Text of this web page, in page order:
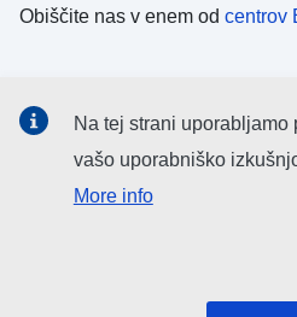
Obiščite nas v enem od centrov
Iskanje podružbenih medijih EU
Na tej strani
vašo uporabniško
More info